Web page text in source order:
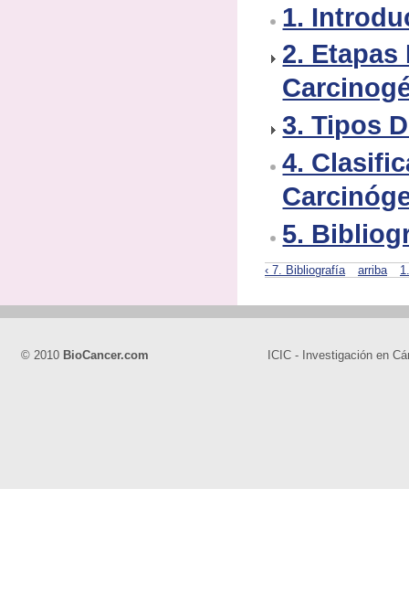
1.
2. Etapas
3. Tipos
4.
5.
‹ 7. Bibliografía arriba
© 2010 BioCancer.com ICIC - Investigación en